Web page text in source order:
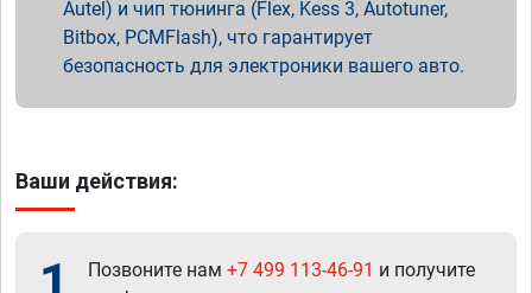
Autel) и чип тюнинга (Flex, Kess 3, Autotuner,
Bitbox, PCMFlash), что гарантирует
безопасность для электроники вашего авто.
Ваши действия:
Позвоните нам +7 499 113-46-91 и получите